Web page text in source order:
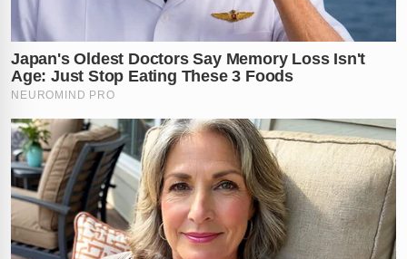
Alagoas.
Diante de tanta violência e do avanço do tráfico, você
acredita que a segurança no litoral alagoano precisa de
compartilhe sua opinião!